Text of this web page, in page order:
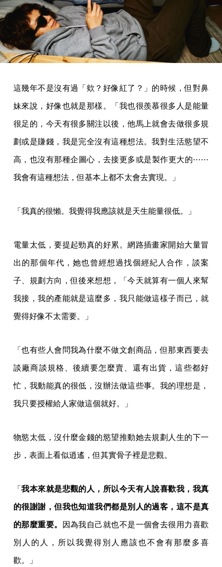
這幾年不是沒有過「欸？好像紅了？」的時候，但對鼻
妹來說，好像也就是那樣。「我也很羨慕很多人是能量
很足的，今天有很多關注以後，他馬上就會去做很多規
劃或是賺錢，我是完全沒有這種想法。我對生活慾望不
高，也沒有那種企圖心，去接更多或是製作更大的⋯⋯
我會有這種想法，但基本上都不太會去實現。」
「我真的很懶。我覺得我應該就是天生能量很低。」
電量太低，要提起勁真的好累。網路插畫家開始大量冒
出的那個年代，她也曾經想過找個經紀人合作，談案
子、規劃方向，但後來想想，「今天就算有一個人來幫
我接，我的產能就是這麼多，我只能做這樣子而已，就
覺得好像不太需要。」
「也有些人會問我為什麼不做文創商品，但那東西要去
談廠商談規格、後續要怎麼賣、還有出貨，這些都好
忙，我動能真的很低，沒辦法做這些事。我的理想是，
我只要授權給人家做這個就好。」
物慾太低，沒什麼金錢的慾望推動她去規劃人生的下一
步，表面上看似逍遙，但其實骨子裡是悲觀。
「我本來就是悲觀的人，所以今天有人說喜歡我，我真
的很謝謝，但我也知道我們都是別人的過客，這不是真
的那麼重要。 因為我自己就也不是一個會去很用力喜歡
別人的人，所以我覺得別人應該也不會有那麼多喜
歡。」